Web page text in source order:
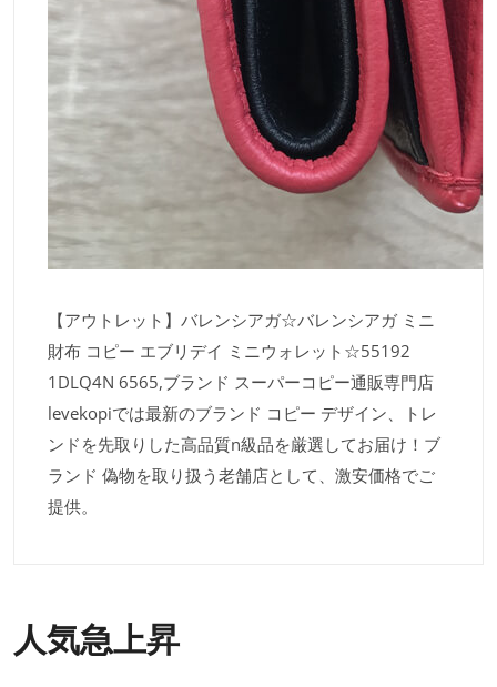
【アウトレット】バレンシアガ☆バレンシアガ ミニ
財布 コピー エブリデイ ミニウォレット☆55192
1DLQ4N 6565,ブランド スーパーコピー通販専門店
levekopiでは最新のブランド コピー デザイン、トレ
ンドを先取りした高品質n級品を厳選してお届け！ブ
ランド 偽物を取り扱う老舗店として、激安価格でご
提供。
人気急上昇